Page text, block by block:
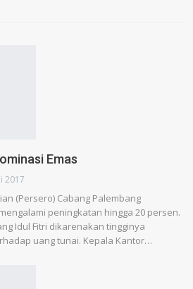
Emas
2017
(Persero) Cabang Palembang
peningkatan hingga 20 persen.
Idul Fitri dikarenakan tingginya
uang tunai. Kepala Kantor…